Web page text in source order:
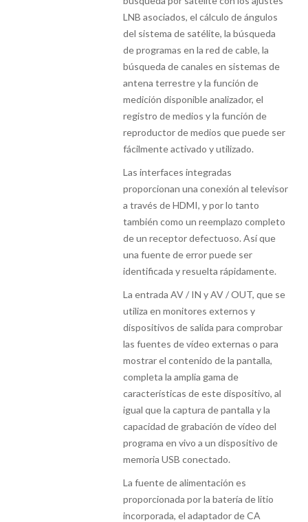
LNB asociados, el cálculo de ángulos
del sistema de satélite, la búsqueda
de programas en la red de cable, la
búsqueda de canales en sistemas de
antena terrestre y la función de
medición disponible analizador, el
registro de medios y la función de
reproductor de medios que puede ser
fácilmente activado y utilizado.
Las interfaces integradas
proporcionan una conexión al televisor
a través de HDMI, y por lo tanto
también como un reemplazo completo
de un receptor defectuoso. Así que
una fuente de error puede ser
identificada y resuelta rápidamente.
La entrada AV / IN y AV / OUT, que se
utiliza en monitores externos y
dispositivos de salida para comprobar
las fuentes de vídeo externas o para
mostrar el contenido de la pantalla,
completa la amplia gama de
características de este dispositivo, al
igual que la captura de pantalla y la
capacidad de grabación de vídeo del
programa en vivo a un dispositivo de
memoria USB conectado.
La fuente de alimentación es
proporcionada por la batería de litio
incorporada, el adaptador de CA